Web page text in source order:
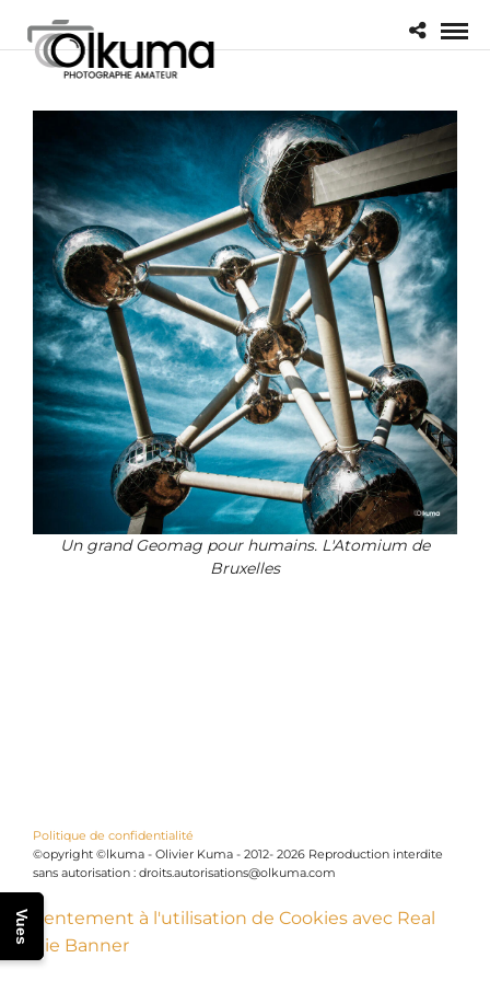
Un grand Geomag pour humains. L'Atomium de
Bruxelles
Politique de confidentialité
©opyright ©lkuma - Olivier Kuma - 2012- 2026 Reproduction interdite
sans autorisation : droits.autorisations@olkuma.com
Vues
Consentement à l'utilisation de Cookies avec Real
Cookie Banner